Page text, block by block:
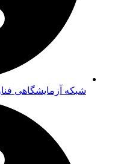
شبکه آزمایشگاهی